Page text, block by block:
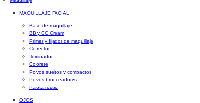
MAQUILLAJE FACIAL
Base de maquillaje
BB y CC Cream
Primer y fijador de maquillaje
Corrector
Iluminador
Colorete
Polvos sueltos y compactos
Polvos bronceadores
Paleta rostro
OJOS